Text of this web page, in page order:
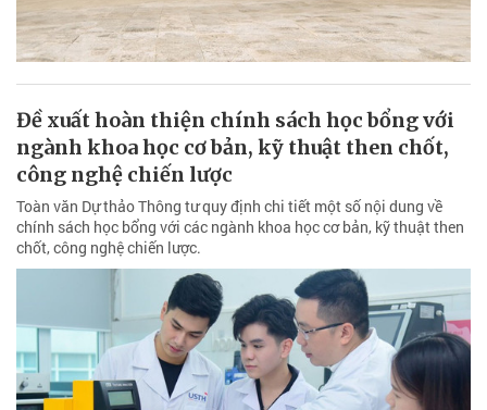
Đề xuất hoàn thiện chính sách học bổng với
ngành khoa học cơ bản, kỹ thuật then chốt,
công nghệ chiến lược
Toàn văn Dự thảo Thông tư quy định chi tiết một số nội dung về
chính sách học bổng với các ngành khoa học cơ bản, kỹ thuật then
chốt, công nghệ chiến lược.